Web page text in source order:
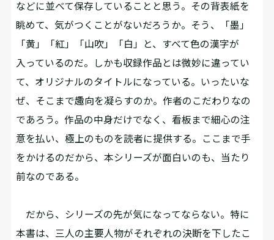
などに並べて保存していることと思う。その背表紙を
眺めて、気がつくことがないだろうか。そう、「墨」
「黄」「紅」「山吹」「白」と、すべて色の漢字が
入っているのだ。しかも収録作品とは微妙に違ってい
て、オリジナルのタイトルになっている。いったいな
ぜ、そこまで趣向を凝らすのか。作者のこだわりなの
であろう。作品の中身だけでなく、看板まで細心の注
意を払い、極上のものを読者に提供する。ここまで手
をかけるのだから、本シリーズが面白いのも、当たり
前なのである。
だから、シリーズの先が気になってならない。特に
本書は、三人の主要人物がそれぞれの決断を下したこ